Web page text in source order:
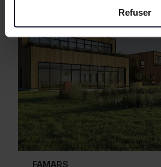
Refuser
FAMARS